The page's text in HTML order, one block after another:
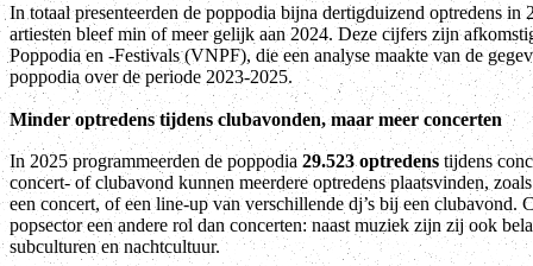
In totaal presenteerden de poppodia bijna dertigduizend optredens in
artiesten bleef min of meer gelijk aan 2024. Deze cijfers zijn
Poppodia en -Festivals (VNPF), die een analyse maakte van de
poppodia over de periode 2023-2025.
Minder optredens tijdens clubavonden, maar meer concerten
In 2025 programmeerden de poppodia 29.523 optredens tijdens
concert- of clubavond kunnen meerdere optredens plaatsvinden,
een concert, of een line-up van verschillende dj’s bij een clubavond.
popsector een andere rol dan concerten: naast muziek zijn zij ook
subculturen en nachtcultuur.